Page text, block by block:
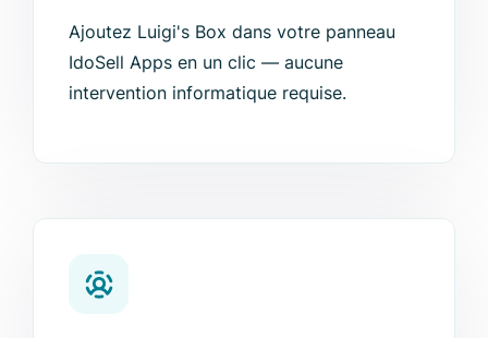
Ajoutez Luigi's Box dans votre panneau
IdoSell Apps en un clic — aucune
intervention informatique requise.